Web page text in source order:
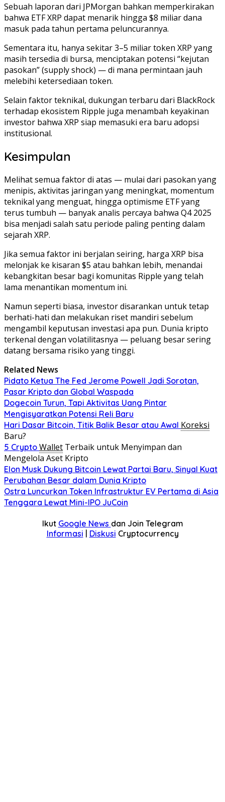
Sebuah laporan dari JPMorgan bahkan memperkirakan
bahwa ETF XRP dapat menarik hingga $8 miliar dana
masuk pada tahun pertama peluncurannya.
Sementara itu, hanya sekitar 3–5 miliar token XRP yang
masih tersedia di bursa, menciptakan potensi “kejutan
pasokan” (supply shock) — di mana permintaan jauh
melebihi ketersediaan token.
Selain faktor teknikal, dukungan terbaru dari BlackRock
terhadap ekosistem Ripple juga menambah keyakinan
investor bahwa XRP siap memasuki era baru adopsi
institusional.
Kesimpulan
Melihat semua faktor di atas — mulai dari pasokan yang
menipis, aktivitas jaringan yang meningkat, momentum
teknikal yang menguat, hingga optimisme ETF yang
terus tumbuh — banyak analis percaya bahwa Q4 2025
bisa menjadi salah satu periode paling penting dalam
sejarah XRP.
Jika semua faktor ini berjalan seiring, harga XRP bisa
melonjak ke kisaran $5 atau bahkan lebih, menandai
kebangkitan besar bagi komunitas Ripple yang telah
lama menantikan momentum ini.
Namun seperti biasa, investor disarankan untuk tetap
berhati-hati dan melakukan riset mandiri sebelum
mengambil keputusan investasi apa pun. Dunia kripto
terkenal dengan volatilitasnya — peluang besar sering
datang bersama risiko yang tinggi.
Related News
Pidato Ketua The Fed Jerome Powell Jadi Sorotan,
Pasar Kripto dan Global Waspada
Dogecoin Turun, Tapi Aktivitas Uang Pintar
Mengisyaratkan Potensi Reli Baru
Hari Dasar Bitcoin, Titik Balik Besar atau Awal Koreksi
Baru?
5 Crypto Wallet Terbaik untuk Menyimpan dan
Mengelola Aset Kripto
Elon Musk Dukung Bitcoin Lewat Partai Baru, Sinyal Kuat
Perubahan Besar dalam Dunia Kripto
Ostra Luncurkan Token Infrastruktur EV Pertama di Asia
Tenggara Lewat Mini-IPO JuCoin
Ikut Google News dan Join Telegram
Informasi | Diskusi Cryptocurrency